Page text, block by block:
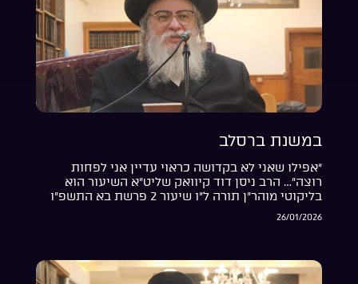
במשנת ברסלב
“אפילו שאני לא בקדושה כראוי עדיין אני לפחות
רוצה”… הרב ניסן דוד קיוואק שליט”א השיעור הוא
בליקוטי מוהר”ן תורה ל”ו שיעור 2 פרשת בא התשפ”ו
26/01/2026